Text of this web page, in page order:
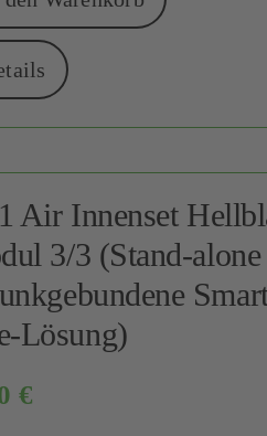
Air Innenset
3/3 (Stand-alone
Lösung)
€